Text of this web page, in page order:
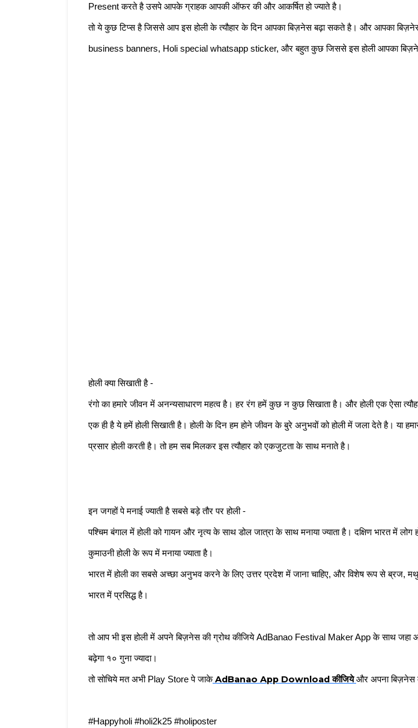
Present करते है उसपे आपके ग्राहक आपकी ऑफर की और आकर्षित हो ज्याते है।
तो ये कुछ टिप्स है जिससे आप इस होली के त्यौहार के दिन आपका बिज़नेस बढ़ा सकते है। और आपका
business banners, Holi special whatsapp sticker, और बहुत कुछ जिससे इस होली आपका
होली क्या सिखाती है -
रंगो का हमारे जीवन में अनन्यसाधारण महत्व है। हर रंग हमें कुछ न कुछ सिखाता है। और होली एक ऐसा
एक ही है ये हमें होली सिखाती है। होली के दिन हम होने जीवन के बुरे अनुभवों को होली में जला देते है। या
प्रसार होली करती है। तो हम सब मिलकर इस त्यौहार को एकजुटता के साथ मनाते है।
इन जगहों पे मनाई ज्याती है सबसे बड़े तौर पर होली -
पश्चिम बंगाल में होली को गायन और नृत्य के साथ डोल जात्रा के साथ मनाया ज्याता है। दक्षिण भारत में
कुमाउनी होली के रूप में मनाया ज्याता है।
भारत में होली का सबसे अच्छा अनुभव करने के लिए उत्तर प्रदेश में जाना चाहिए, और विशेष रूप से ब्रज,
भारत में प्रसिद्ध है।
तो आप भी इस होली में अपने बिज़नेस की ग्रोथ कीजिये AdBanao Festival Maker App के साथ
बढ़ेगा १० गुना ज्यादा।
तो सोचिये मत अभी Play Store पे जाके AdBanao App Download कीजिये और अपना बिज़नेस
#Happyholi #holi2k25 #holiposter